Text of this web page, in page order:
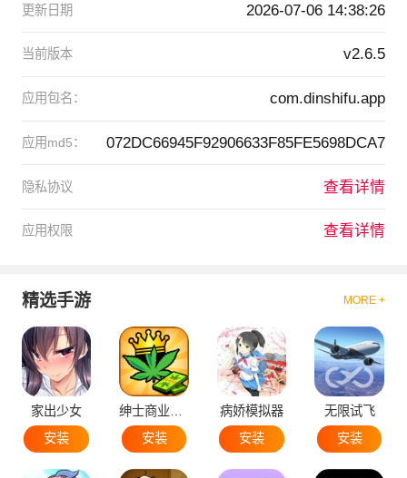
更新日期 2026-07-06 14:38:26
当前版本 v2.6.5
应用包名： com.dinshifu.app
应用md5： 072DC66945F92906633F85FE5698DCA7
隐私协议 查看详情
应用权限 查看详情
精选手游 MORE +
家出少女
安装
安装
病娇模拟器
安装
无限试飞
安装